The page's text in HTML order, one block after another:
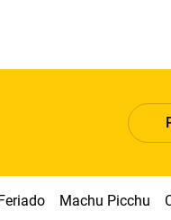
Machu Picchu